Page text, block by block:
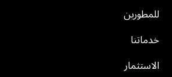
للمطورين
خدماتنا
الاستثمار